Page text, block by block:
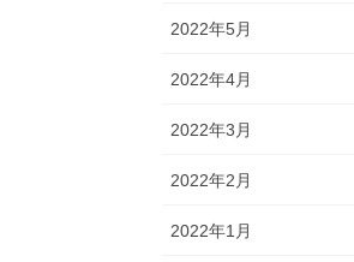
2022年5月
2022年4月
2022年3月
2022年2月
2022年1月